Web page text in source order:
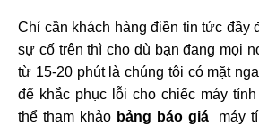
Chỉ cần khách hàng điền tin tức đầy
sự cố trênthì cho dù bạn đang mọi
từ 15-20 phút là chúng tôi có mặt
để khắc phục lỗi cho chiếc máy
thể tham khảo bảng báo giá
máy